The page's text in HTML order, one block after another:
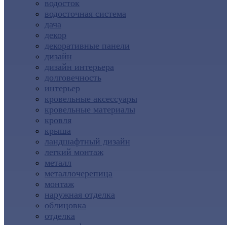
водосток
водосточная система
дача
декор
декоративные панели
дизайн
дизайн интерьера
долговечность
интерьер
кровельные аксессуары
кровельные материалы
кровля
крыша
ландшафтный дизайн
легкий монтаж
металл
металлочерепица
монтаж
наружная отделка
облицовка
отделка